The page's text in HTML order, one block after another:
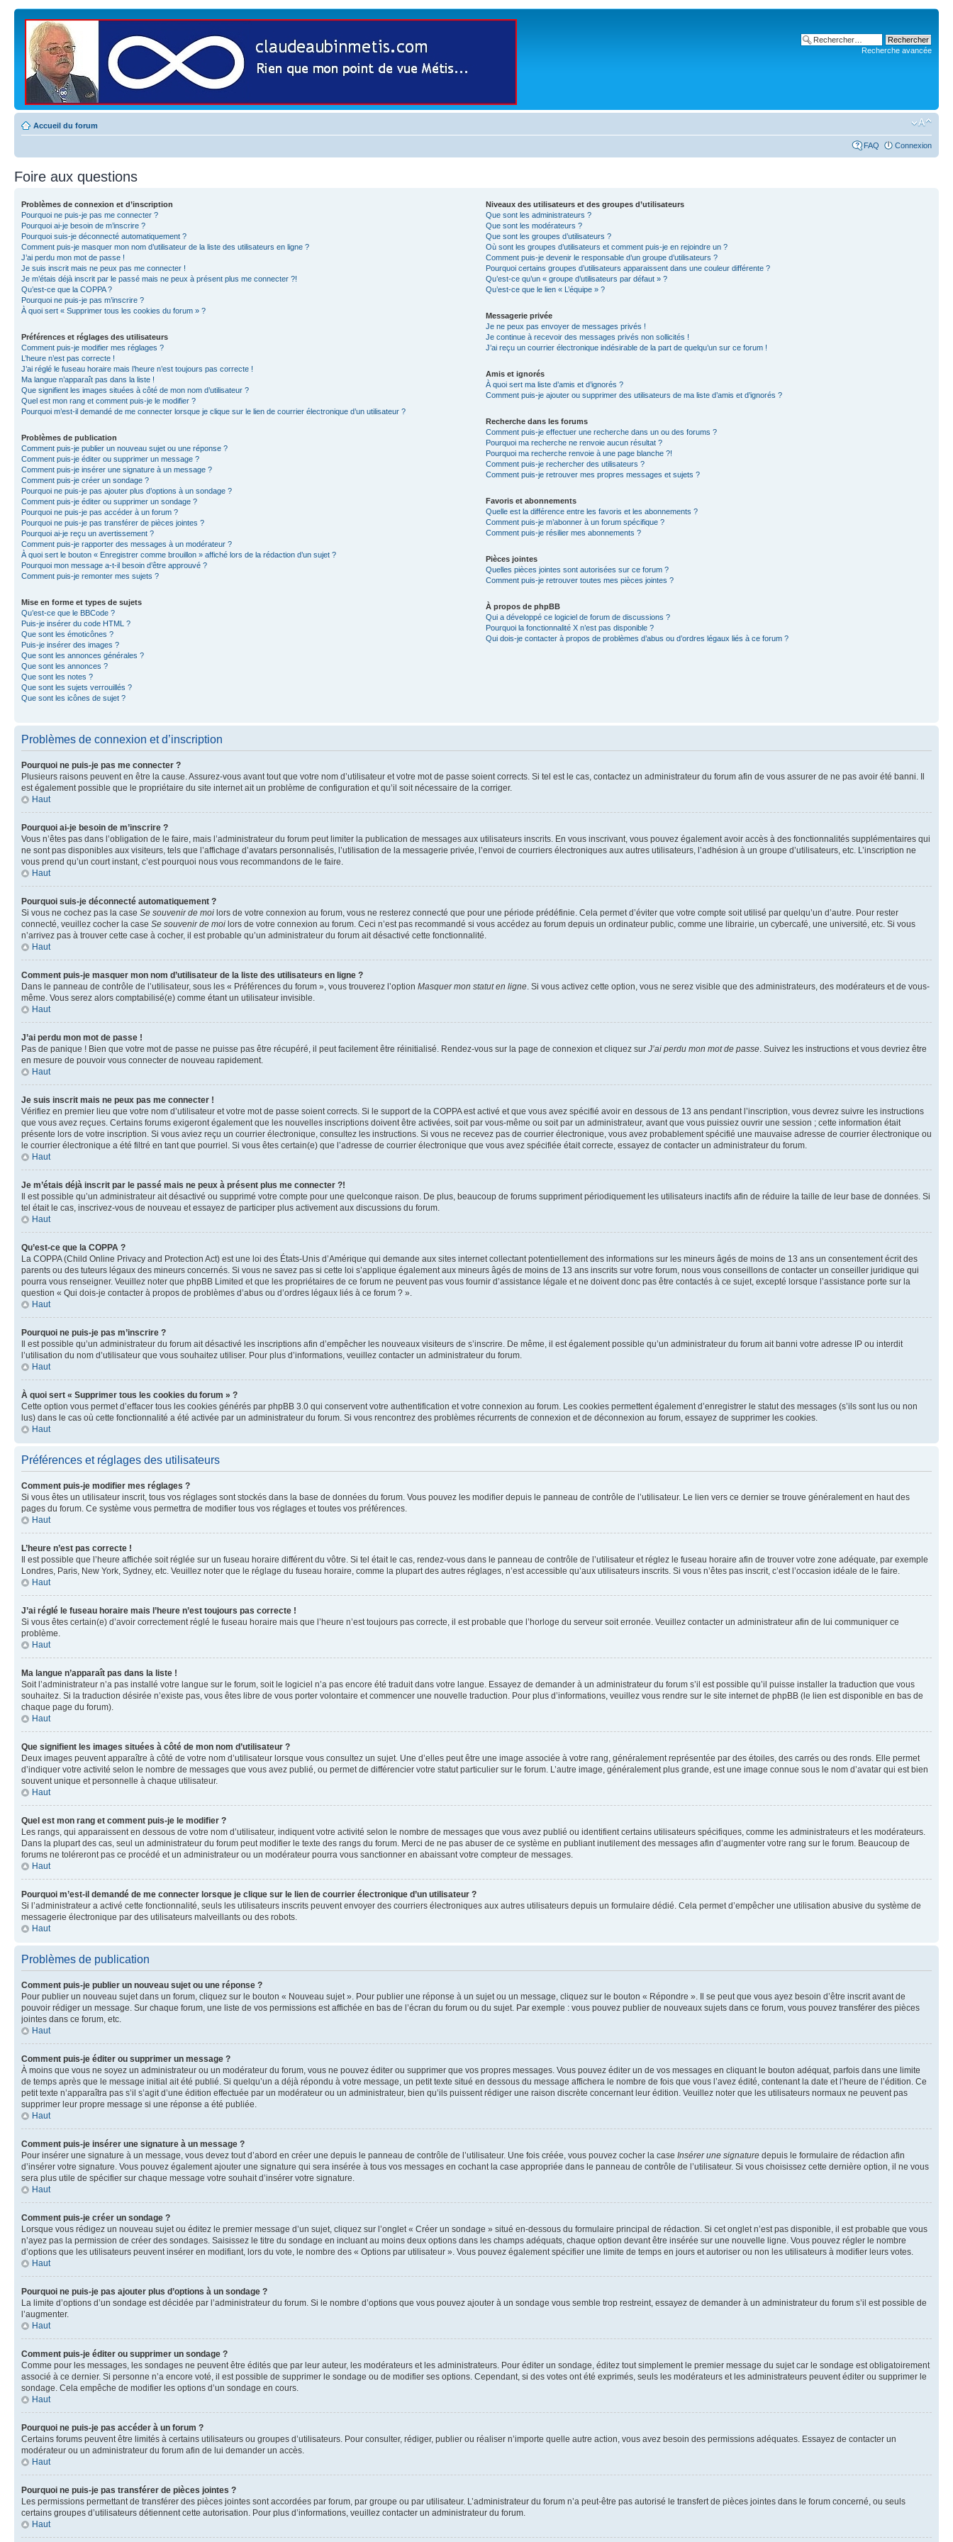
Recherche avancée
Accueil du forum
FAQ Connexion
Foire aux questions
Problèmes de connexion et d’inscription
Pourquoi ne puis-je pas me connecter ?
Pourquoi ai-je besoin de m’inscrire ?
Pourquoi suis-je déconnecté automatiquement ?
Comment puis-je masquer mon nom d’utilisateur de la liste des utilisateurs en ligne ?
J’ai perdu mon mot de passe !
Je suis inscrit mais ne peux pas me connecter !
Je m’étais déjà inscrit par le passé mais ne peux à présent plus me connecter ?!
Qu’est-ce que la COPPA ?
Pourquoi ne puis-je pas m’inscrire ?
À quoi sert « Supprimer tous les cookies du forum » ?
Préférences et réglages des utilisateurs
Comment puis-je modifier mes réglages ?
L’heure n’est pas correcte !
J’ai réglé le fuseau horaire mais l’heure n’est toujours pas correcte !
Ma langue n’apparaît pas dans la liste !
Que signifient les images situées à côté de mon nom d’utilisateur ?
Quel est mon rang et comment puis-je le modifier ?
Pourquoi m’est-il demandé de me connecter lorsque je clique sur le lien de courrier électronique d’un utilisateur ?
Problèmes de publication
Comment puis-je publier un nouveau sujet ou une réponse ?
Comment puis-je éditer ou supprimer un message ?
Comment puis-je insérer une signature à un message ?
Comment puis-je créer un sondage ?
Pourquoi ne puis-je pas ajouter plus d’options à un sondage ?
Comment puis-je éditer ou supprimer un sondage ?
Pourquoi ne puis-je pas accéder à un forum ?
Pourquoi ne puis-je pas transférer de pièces jointes ?
Pourquoi ai-je reçu un avertissement ?
Comment puis-je rapporter des messages à un modérateur ?
À quoi sert le bouton « Enregistrer comme brouillon » affiché lors de la rédaction d’un sujet ?
Pourquoi mon message a-t-il besoin d’être approuvé ?
Comment puis-je remonter mes sujets ?
Mise en forme et types de sujets
Qu’est-ce que le BBCode ?
Puis-je insérer du code HTML ?
Que sont les émoticônes ?
Puis-je insérer des images ?
Que sont les annonces générales ?
Que sont les annonces ?
Que sont les notes ?
Que sont les sujets verrouillés ?
Que sont les icônes de sujet ?
Niveaux des utilisateurs et des groupes d’utilisateurs
Que sont les administrateurs ?
Que sont les modérateurs ?
Que sont les groupes d’utilisateurs ?
Où sont les groupes d’utilisateurs et comment puis-je en rejoindre un ?
Comment puis-je devenir le responsable d’un groupe d’utilisateurs ?
Pourquoi certains groupes d’utilisateurs apparaissent dans une couleur différente ?
Qu’est-ce qu’un « groupe d’utilisateurs par défaut » ?
Qu’est-ce que le lien « L’équipe » ?
Messagerie privée
Je ne peux pas envoyer de messages privés !
Je continue à recevoir des messages privés non sollicités !
J’ai reçu un courrier électronique indésirable de la part de quelqu’un sur ce forum !
Amis et ignorés
À quoi sert ma liste d’amis et d’ignorés ?
Comment puis-je ajouter ou supprimer des utilisateurs de ma liste d’amis et d’ignorés ?
Recherche dans les forums
Comment puis-je effectuer une recherche dans un ou des forums ?
Pourquoi ma recherche ne renvoie aucun résultat ?
Pourquoi ma recherche renvoie à une page blanche ?!
Comment puis-je rechercher des utilisateurs ?
Comment puis-je retrouver mes propres messages et sujets ?
Favoris et abonnements
Quelle est la différence entre les favoris et les abonnements ?
Comment puis-je m’abonner à un forum spécifique ?
Comment puis-je résilier mes abonnements ?
Pièces jointes
Quelles pièces jointes sont autorisées sur ce forum ?
Comment puis-je retrouver toutes mes pièces jointes ?
À propos de phpBB
Qui a développé ce logiciel de forum de discussions ?
Pourquoi la fonctionnalité X n’est pas disponible ?
Qui dois-je contacter à propos de problèmes d’abus ou d’ordres légaux liés à ce forum ?
Problèmes de connexion et d’inscription
Pourquoi ne puis-je pas me connecter ?
Plusieurs raisons peuvent en être la cause. Assurez-vous avant tout que votre nom d’utilisateur et votre mot de passe soient corrects. Si tel est le cas, contactez un administrateur du forum afin de vous assurer de ne pas avoir été banni. Il
est également possible que le propriétaire du site internet ait un problème de configuration et qu’il soit nécessaire de la corriger.
Haut
Pourquoi ai-je besoin de m’inscrire ?
Vous n’êtes pas dans l’obligation de le faire, mais l’administrateur du forum peut limiter la publication de messages aux utilisateurs inscrits. En vous inscrivant, vous pouvez également avoir accès à des fonctionnalités supplémentaires qui
ne sont pas disponibles aux visiteurs, tels que l’affichage d’avatars personnalisés, l’utilisation de la messagerie privée, l’envoi de courriers électroniques aux autres utilisateurs, l’adhésion à un groupe d’utilisateurs, etc. L’inscription ne
vous prend qu’un court instant, c’est pourquoi nous vous recommandons de le faire.
Haut
Pourquoi suis-je déconnecté automatiquement ?
Si vous ne cochez pas la case Se souvenir de moi lors de votre connexion au forum, vous ne resterez connecté que pour une période prédéfinie. Cela permet d’éviter que votre compte soit utilisé par quelqu’un d’autre. Pour rester
connecté, veuillez cocher la case Se souvenir de moi lors de votre connexion au forum. Ceci n’est pas recommandé si vous accédez au forum depuis un ordinateur public, comme une librairie, un cybercafé, une université, etc. Si vous
n’arrivez pas à trouver cette case à cocher, il est probable qu’un administrateur du forum ait désactivé cette fonctionnalité.
Haut
Comment puis-je masquer mon nom d’utilisateur de la liste des utilisateurs en ligne ?
Dans le panneau de contrôle de l’utilisateur, sous les « Préférences du forum », vous trouverez l’option Masquer mon statut en ligne. Si vous activez cette option, vous ne serez visible que des administrateurs, des modérateurs et de vous-
même. Vous serez alors comptabilisé(e) comme étant un utilisateur invisible.
Haut
J’ai perdu mon mot de passe !
Pas de panique ! Bien que votre mot de passe ne puisse pas être récupéré, il peut facilement être réinitialisé. Rendez-vous sur la page de connexion et cliquez sur J’ai perdu mon mot de passe. Suivez les instructions et vous devriez être
en mesure de pouvoir vous connecter de nouveau rapidement.
Haut
Je suis inscrit mais ne peux pas me connecter !
Vérifiez en premier lieu que votre nom d’utilisateur et votre mot de passe soient corrects. Si le support de la COPPA est activé et que vous avez spécifié avoir en dessous de 13 ans pendant l’inscription, vous devrez suivre les instructions
que vous avez reçues. Certains forums exigeront également que les nouvelles inscriptions doivent être activées, soit par vous-même ou soit par un administrateur, avant que vous puissiez ouvrir une session ; cette information était
présente lors de votre inscription. Si vous aviez reçu un courrier électronique, consultez les instructions. Si vous ne recevez pas de courrier électronique, vous avez probablement spécifié une mauvaise adresse de courrier électronique ou
le courrier électronique a été filtré en tant que pourriel. Si vous êtes certain(e) que l’adresse de courrier électronique que vous avez spécifiée était correcte, essayez de contacter un administrateur du forum.
Haut
Je m’étais déjà inscrit par le passé mais ne peux à présent plus me connecter ?!
Il est possible qu’un administrateur ait désactivé ou supprimé votre compte pour une quelconque raison. De plus, beaucoup de forums suppriment périodiquement les utilisateurs inactifs afin de réduire la taille de leur base de données. Si
tel était le cas, inscrivez-vous de nouveau et essayez de participer plus activement aux discussions du forum.
Haut
Qu’est-ce que la COPPA ?
La COPPA (Child Online Privacy and Protection Act) est une loi des États-Unis d’Amérique qui demande aux sites internet collectant potentiellement des informations sur les mineurs âgés de moins de 13 ans un consentement écrit des
parents ou des tuteurs légaux des mineurs concernés. Si vous ne savez pas si cette loi s’applique également aux mineurs âgés de moins de 13 ans inscrits sur votre forum, nous vous conseillons de contacter un conseiller juridique qui
pourra vous renseigner. Veuillez noter que phpBB Limited et que les propriétaires de ce forum ne peuvent pas vous fournir d’assistance légale et ne doivent donc pas être contactés à ce sujet, excepté lorsque l’assistance porte sur la
question « Qui dois-je contacter à propos de problèmes d’abus ou d’ordres légaux liés à ce forum ? ».
Haut
Pourquoi ne puis-je pas m’inscrire ?
Il est possible qu’un administrateur du forum ait désactivé les inscriptions afin d’empêcher les nouveaux visiteurs de s’inscrire. De même, il est également possible qu’un administrateur du forum ait banni votre adresse IP ou interdit
l’utilisation du nom d’utilisateur que vous souhaitez utiliser. Pour plus d’informations, veuillez contacter un administrateur du forum.
Haut
À quoi sert « Supprimer tous les cookies du forum » ?
Cette option vous permet d’effacer tous les cookies générés par phpBB 3.0 qui conservent votre authentification et votre connexion au forum. Les cookies permettent également d’enregistrer le statut des messages (s’ils sont lus ou non
lus) dans le cas où cette fonctionnalité a été activée par un administrateur du forum. Si vous rencontrez des problèmes récurrents de connexion et de déconnexion au forum, essayez de supprimer les cookies.
Haut
Préférences et réglages des utilisateurs
Comment puis-je modifier mes réglages ?
Si vous êtes un utilisateur inscrit, tous vos réglages sont stockés dans la base de données du forum. Vous pouvez les modifier depuis le panneau de contrôle de l’utilisateur. Le lien vers ce dernier se trouve généralement en haut des
pages du forum. Ce système vous permettra de modifier tous vos réglages et toutes vos préférences.
Haut
L’heure n’est pas correcte !
Il est possible que l’heure affichée soit réglée sur un fuseau horaire différent du vôtre. Si tel était le cas, rendez-vous dans le panneau de contrôle de l’utilisateur et réglez le fuseau horaire afin de trouver votre zone adéquate, par exemple
Londres, Paris, New York, Sydney, etc. Veuillez noter que le réglage du fuseau horaire, comme la plupart des autres réglages, n’est accessible qu’aux utilisateurs inscrits. Si vous n’êtes pas inscrit, c’est l’occasion idéale de le faire.
Haut
J’ai réglé le fuseau horaire mais l’heure n’est toujours pas correcte !
Si vous êtes certain(e) d’avoir correctement réglé le fuseau horaire mais que l’heure n’est toujours pas correcte, il est probable que l’horloge du serveur soit erronée. Veuillez contacter un administrateur afin de lui communiquer ce
problème.
Haut
Ma langue n’apparaît pas dans la liste !
Soit l’administrateur n’a pas installé votre langue sur le forum, soit le logiciel n’a pas encore été traduit dans votre langue. Essayez de demander à un administrateur du forum s’il est possible qu’il puisse installer la traduction que vous
souhaitez. Si la traduction désirée n’existe pas, vous êtes libre de vous porter volontaire et commencer une nouvelle traduction. Pour plus d’informations, veuillez vous rendre sur le site internet de phpBB (le lien est disponible en bas de
chaque page du forum).
Haut
Que signifient les images situées à côté de mon nom d’utilisateur ?
Deux images peuvent apparaître à côté de votre nom d’utilisateur lorsque vous consultez un sujet. Une d’elles peut être une image associée à votre rang, généralement représentée par des étoiles, des carrés ou des ronds. Elle permet
d’indiquer votre activité selon le nombre de messages que vous avez publié, ou permet de différencier votre statut particulier sur le forum. L’autre image, généralement plus grande, est une image connue sous le nom d’avatar qui est bien
souvent unique et personnelle à chaque utilisateur.
Haut
Quel est mon rang et comment puis-je le modifier ?
Les rangs, qui apparaissent en dessous de votre nom d’utilisateur, indiquent votre activité selon le nombre de messages que vous avez publié ou identifient certains utilisateurs spécifiques, comme les administrateurs et les modérateurs.
Dans la plupart des cas, seul un administrateur du forum peut modifier le texte des rangs du forum. Merci de ne pas abuser de ce système en publiant inutilement des messages afin d’augmenter votre rang sur le forum. Beaucoup de
forums ne toléreront pas ce procédé et un administrateur ou un modérateur pourra vous sanctionner en abaissant votre compteur de messages.
Haut
Pourquoi m’est-il demandé de me connecter lorsque je clique sur le lien de courrier électronique d’un utilisateur ?
Si l’administrateur a activé cette fonctionnalité, seuls les utilisateurs inscrits peuvent envoyer des courriers électroniques aux autres utilisateurs depuis un formulaire dédié. Cela permet d’empêcher une utilisation abusive du système de
messagerie électronique par des utilisateurs malveillants ou des robots.
Haut
Problèmes de publication
Comment puis-je publier un nouveau sujet ou une réponse ?
Pour publier un nouveau sujet dans un forum, cliquez sur le bouton « Nouveau sujet ». Pour publier une réponse à un sujet ou un message, cliquez sur le bouton « Répondre ». Il se peut que vous ayez besoin d’être inscrit avant de
pouvoir rédiger un message. Sur chaque forum, une liste de vos permissions est affichée en bas de l’écran du forum ou du sujet. Par exemple : vous pouvez publier de nouveaux sujets dans ce forum, vous pouvez transférer des pièces
jointes dans ce forum, etc.
Haut
Comment puis-je éditer ou supprimer un message ?
À moins que vous ne soyez un administrateur ou un modérateur du forum, vous ne pouvez éditer ou supprimer que vos propres messages. Vous pouvez éditer un de vos messages en cliquant le bouton adéquat, parfois dans une limite
de temps après que le message initial ait été publié. Si quelqu’un a déjà répondu à votre message, un petit texte situé en dessous du message affichera le nombre de fois que vous l’avez édité, contenant la date et l’heure de l’édition. Ce
petit texte n’apparaîtra pas s’il s’agit d’une édition effectuée par un modérateur ou un administrateur, bien qu’ils puissent rédiger une raison discrète concernant leur édition. Veuillez noter que les utilisateurs normaux ne peuvent pas
supprimer leur propre message si une réponse a été publiée.
Haut
Comment puis-je insérer une signature à un message ?
Pour insérer une signature à un message, vous devez tout d’abord en créer une depuis le panneau de contrôle de l’utilisateur. Une fois créée, vous pouvez cocher la case Insérer une signature depuis le formulaire de rédaction afin
d’insérer votre signature. Vous pouvez également ajouter une signature qui sera insérée à tous vos messages en cochant la case appropriée dans le panneau de contrôle de l’utilisateur. Si vous choisissez cette dernière option, il ne vous
sera plus utile de spécifier sur chaque message votre souhait d’insérer votre signature.
Haut
Comment puis-je créer un sondage ?
Lorsque vous rédigez un nouveau sujet ou éditez le premier message d’un sujet, cliquez sur l’onglet « Créer un sondage » situé en-dessous du formulaire principal de rédaction. Si cet onglet n’est pas disponible, il est probable que vous
n’ayez pas la permission de créer des sondages. Saisissez le titre du sondage en incluant au moins deux options dans les champs adéquats, chaque option devant être insérée sur une nouvelle ligne. Vous pouvez régler le nombre
d’options que les utilisateurs peuvent insérer en modifiant, lors du vote, le nombre des « Options par utilisateur ». Vous pouvez également spécifier une limite de temps en jours et autoriser ou non les utilisateurs à modifier leurs votes.
Haut
Pourquoi ne puis-je pas ajouter plus d’options à un sondage ?
La limite d’options d’un sondage est décidée par l’administrateur du forum. Si le nombre d’options que vous pouvez ajouter à un sondage vous semble trop restreint, essayez de demander à un administrateur du forum s’il est possible de
l’augmenter.
Haut
Comment puis-je éditer ou supprimer un sondage ?
Comme pour les messages, les sondages ne peuvent être édités que par leur auteur, les modérateurs et les administrateurs. Pour éditer un sondage, éditez tout simplement le premier message du sujet car le sondage est obligatoirement
associé à ce dernier. Si personne n’a encore voté, il est possible de supprimer le sondage ou de modifier ses options. Cependant, si des votes ont été exprimés, seuls les modérateurs et les administrateurs peuvent éditer ou supprimer le
sondage. Cela empêche de modifier les options d’un sondage en cours.
Haut
Pourquoi ne puis-je pas accéder à un forum ?
Certains forums peuvent être limités à certains utilisateurs ou groupes d’utilisateurs. Pour consulter, rédiger, publier ou réaliser n’importe quelle autre action, vous avez besoin des permissions adéquates. Essayez de contacter un
modérateur ou un administrateur du forum afin de lui demander un accès.
Haut
Pourquoi ne puis-je pas transférer de pièces jointes ?
Les permissions permettant de transférer des pièces jointes sont accordées par forum, par groupe ou par utilisateur. L’administrateur du forum n’a peut-être pas autorisé le transfert de pièces jointes dans le forum concerné, ou seuls
certains groupes d’utilisateurs détiennent cette autorisation. Pour plus d’informations, veuillez contacter un administrateur du forum.
Haut